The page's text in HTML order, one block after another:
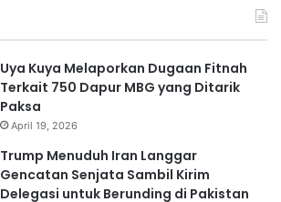
Uya Kuya Melaporkan Dugaan Fitnah
Terkait 750 Dapur MBG yang Ditarik
Paksa
April 19, 2026
Trump Menuduh Iran Langgar
Gencatan Senjata Sambil Kirim
Delegasi untuk Berunding di Pakistan